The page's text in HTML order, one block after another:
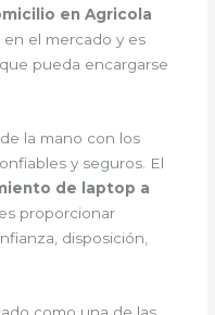
en Agricola
en el mercado y es
pueda encargarse
la mano con los
y seguros. El
de laptop a
es proporcionar
disposición,